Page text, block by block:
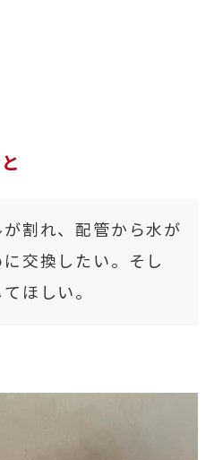
割れ、配管から水が
交換したい。そし
ほしい。